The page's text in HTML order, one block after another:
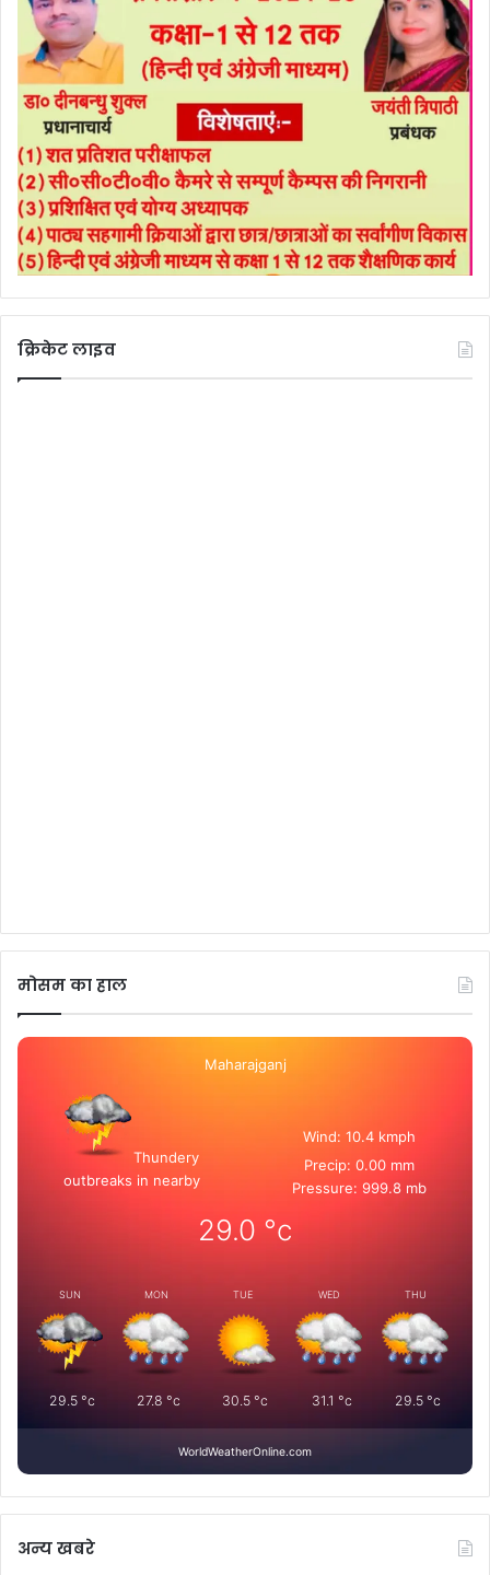
क्रिकेट लाइव
मोसम का हाल
Maharajganj
Thundery
outbreaks in nearby
Wind: 10.4 kmph
Precip: 0.00 mm
Pressure: 999.8 mb
29.0 °c
SUN
29.5°c
MON
27.8 °c
TUE
30.5°c
WED
31.1 °c
THU
29.5 °c
WorldWeatherOnline.com
अन्य खबरे